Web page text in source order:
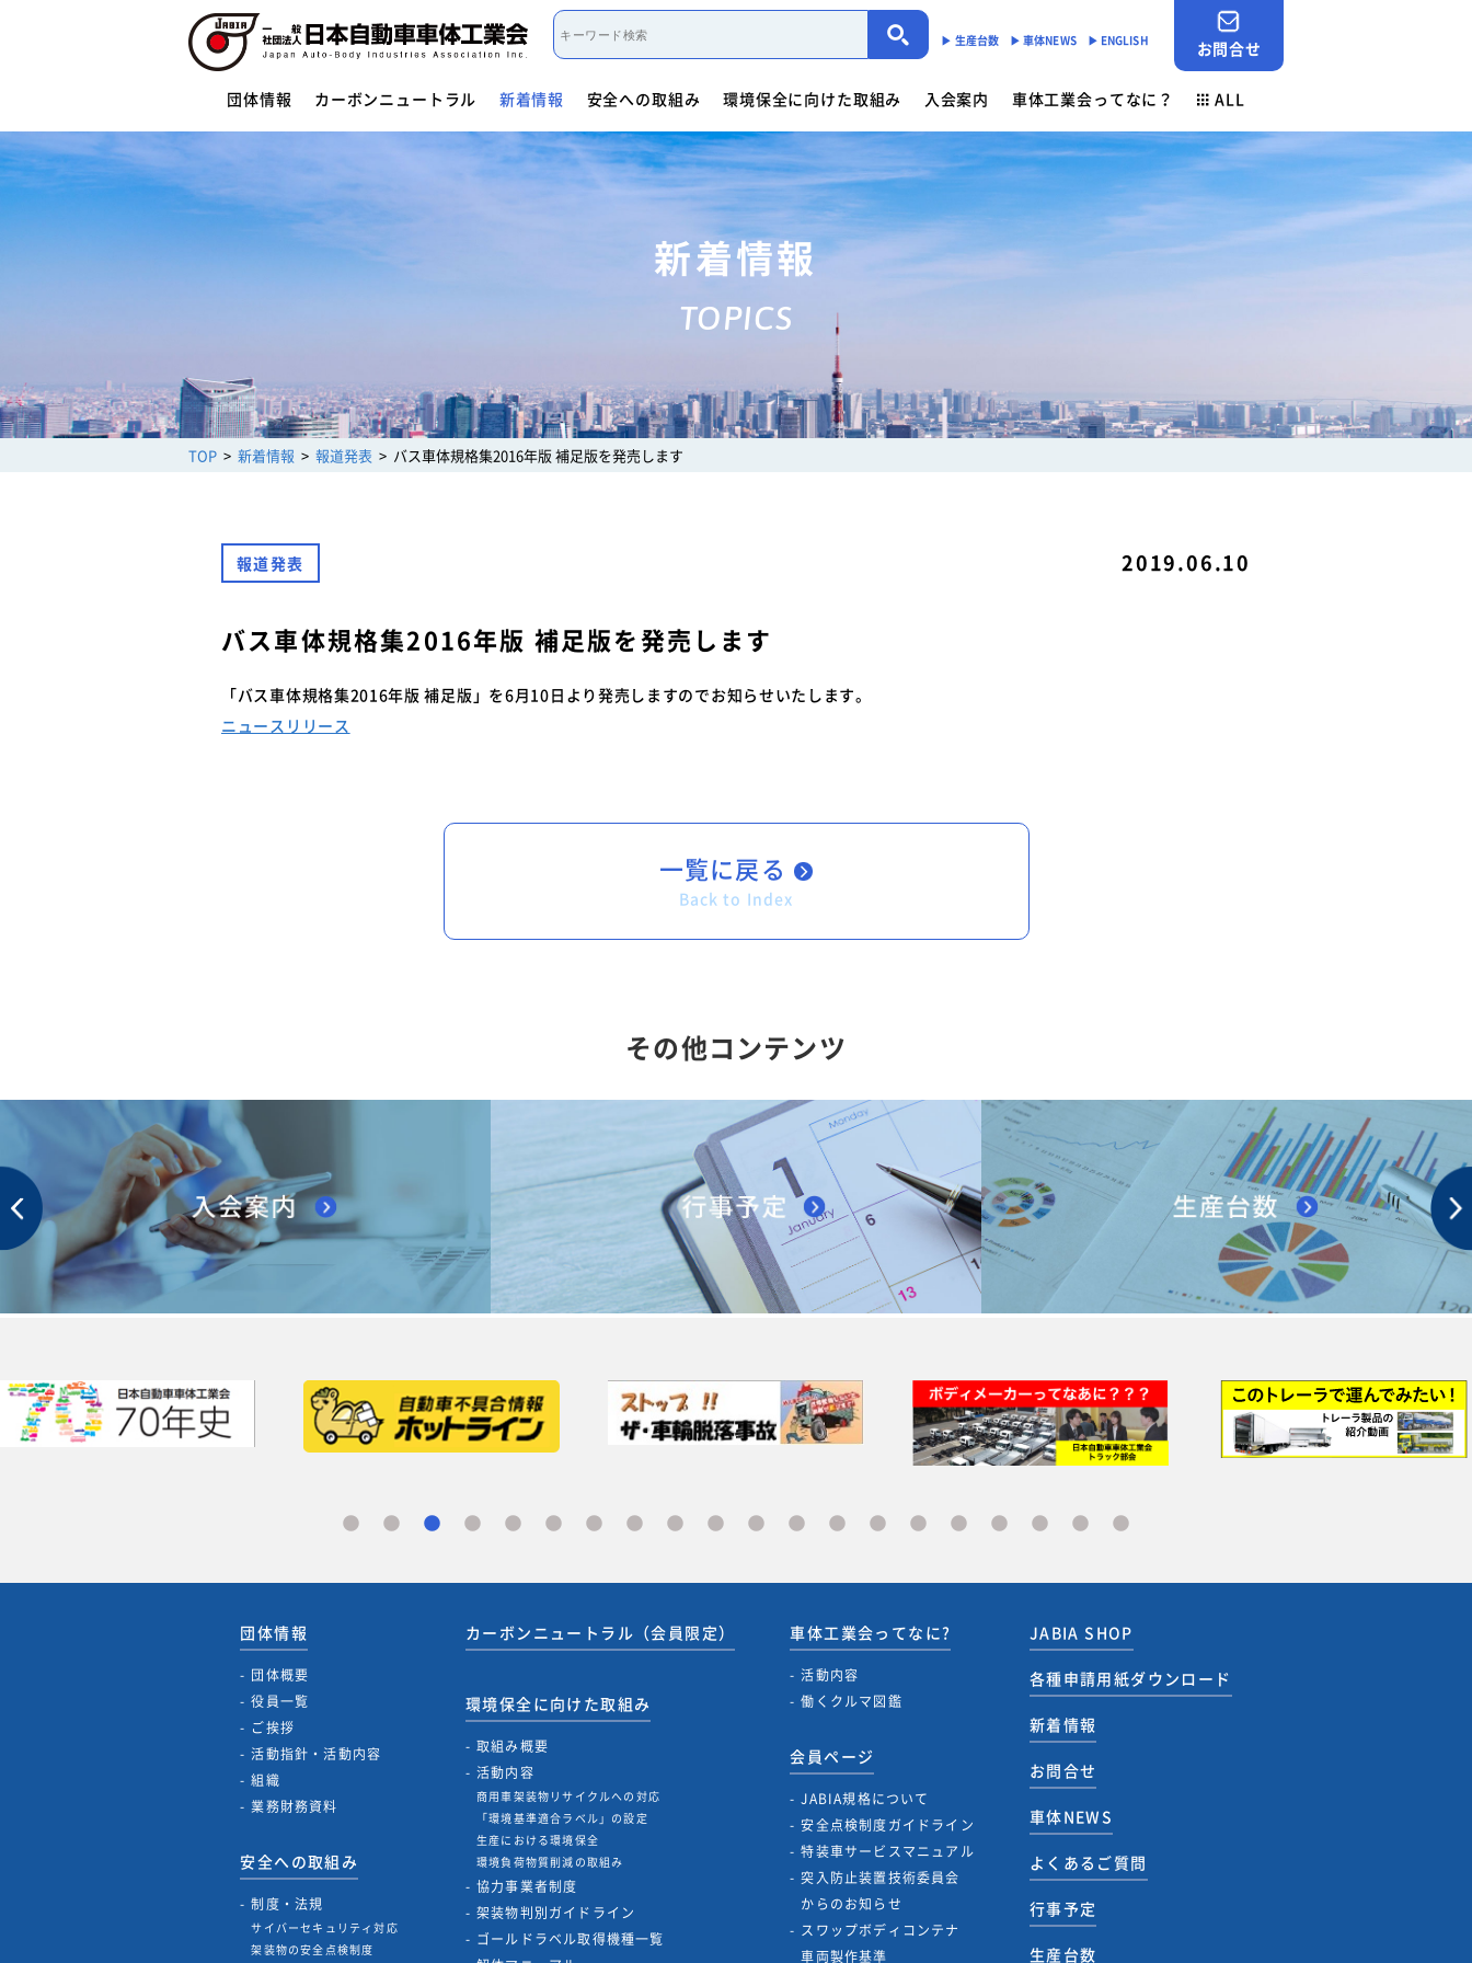
▶︎ 生産台数 ▶︎ 車体NEWS ▶︎ ENGLISH お問合せ
団体情報
団体概要 役員一覧
ご挨拶
活動指針・活動内容
組織
カーボンニュートラル 新着情報 安全への取組み
制度・法規
- サイバーセキュリティー対応
- 架装物の安全点検制度
- トレーラ点検整備実施要領
- 難燃物性素材登録一覧
- 特装車メンテナンスニュース
- その他のお知らせ
環境保全に向けた取組み
取組み概要 活動内容
- 商用車架装物リサイクルへの対応
- 「環境基準適合ラベル」の設定
- 生産における環境保全
解体マニュアル一覧 架装物判別ガイドライン
環境対応事例
入会案内
会員資格について 入会方法 会員検索
車体工業会ってなに？
働くクルマ図鑑
ALL
団体情報
団体概要
安全への取組み
制度・法規
サイバーセキュリティー対応
架装物の安全点検制度
特装車メンテナンスニュース
- トラック安全ニュース
その他のお知らせ
カーボンニュートラル（会員限定）
商用車架装物リサイクルへの対応
協力事業者制度
架装物判別ガイドライン
ゴールドラベル取得機種一覧
入会案内
会員資格について
会員検索
車体工業会ってなに?
活動内容
働くクルマ図鑑
会員ページ
本部委員会／部会／支部
会員ネットワーク掲示板
JABIA SHOP
各種申請用紙ダウンロード
行事予定
新着情報
TOPICS
TOP 新着情報 報道発表 バス車体規格集2016年版 補足版を発売します
報道発表 2019.06.10
バス車体規格集2016年版 補足版を発売します
「バス車体規格集2016年版 補足版」を6月10日より発売しますのでお知らせいたします。
ニュースリリース
一覧に戻る
Back to Index
その他コンテンツ
団体情報
団体概要
役員一覧
ご挨拶
活動指針・活動内容
組織
業務財務資料
安全への取組み
制度・法規
サイバーセキュリティ対応
架装物の安全点検制度
カーボンニュートラル（会員限定）
環境保全に向けた取組み
取組み概要
活動内容
商用車架装物リサイクルへの対応
「環境基準適合ラベル」の設定
生産における環境保全
環境負荷物質削減の取組み
協力事業者制度
架装物判別ガイドライン
ゴールドラベル取得機種一覧
車体工業会ってなに?
活動内容
働くクルマ図鑑
会員ページ
JABIA規格について
安全点検制度ガイドライン
特装車サービスマニュアル
突入防止装置技術委員会
からのお知らせ
スワップボディコンテナ
車両製作基準
JABIA SHOP
各種申請用紙ダウンロード
新着情報
お問合せ
車体NEWS
よくあるご質問
行事予定
生産台数